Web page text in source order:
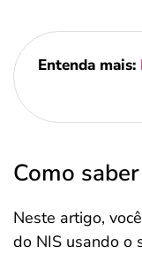
Entenda mais:
Como
Neste artigo,
do NIS usando o